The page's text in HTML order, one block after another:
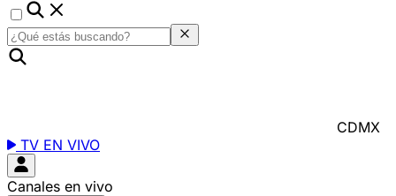
CDMX
TV EN VIVO
Canales en vivo